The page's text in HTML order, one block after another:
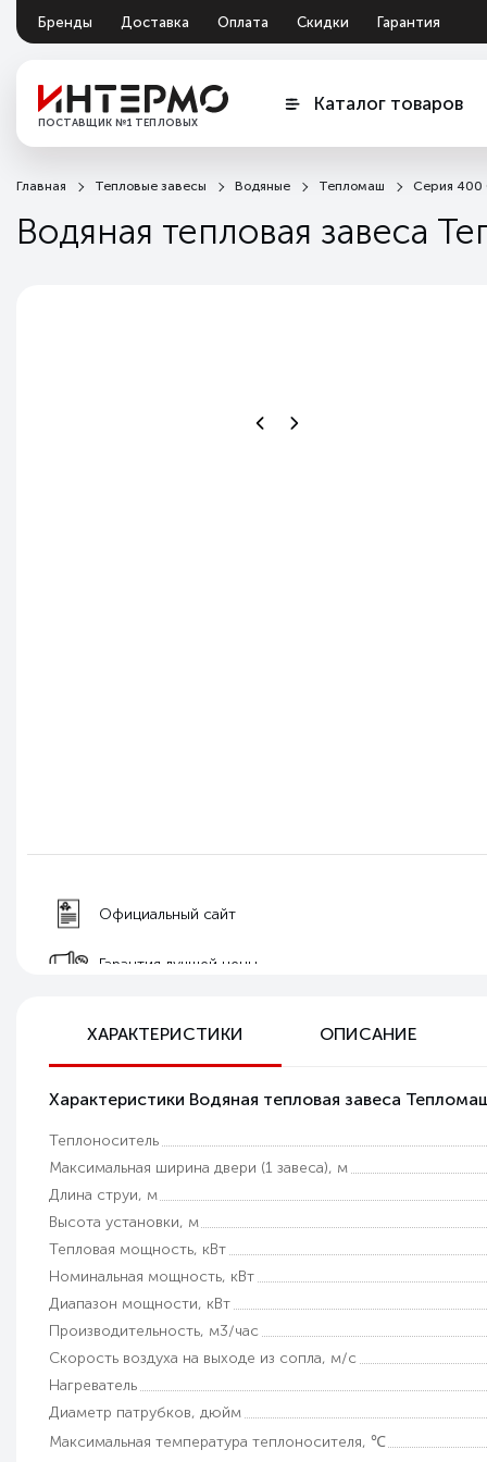
Бренды Доставка Оплата Скидки
Гарантия
Документация
Обмен и возврат
ПОСТАВЩИК №1 ТЕПЛОВЫХ
Каталог товаров
Главная Тепловые завесы Водяные Тепломаш Серия
Водяная тепловая завеса
Официальный сайт
Гарантия лучшей цены
Возможность самовывоза
Техническая поддержка
Гарантия качества
ХАРАКТЕРИСТИКИ ОПИСАНИЕ
Характеристики Водяная тепловая завеса
Теплоноситель
Максимальная ширина двери (1 завеса), м
Длина струи, м
Высота установки, м
Тепловая мощность, кВт
Номинальная мощность, кВт
Диапазон мощности, кВт
Производительность, м3/час
Скорость воздуха на выходе из сопла, м/с
Нагреватель
Диаметр патрубков, дюйм
Максимальная температура теплоносителя, ℃